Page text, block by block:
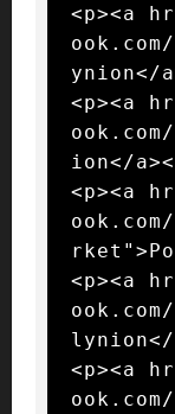
<p><a
ynion</
<p><a
ion</
<p><a
<p><a
lynion</
<p><a